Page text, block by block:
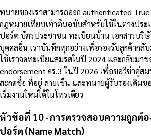
ทนายของเราสามารถออก authenticated
กฎหมายเทียบเท่าต้นฉบับสำหรับใช้ในต่างประ
ปอร์ต บัตรประชาชน ทะเบียนบ้าน เอกสารบริ
บุคคลอื่น เราบันทึกทุกอย่างเพื่อรองรับลูกค้ากลั
ใช้เราจดทะเบียนสมรสในปี 2024 และกลับมาข
endorsement คร.3 ในปี 2026 เพื่อขอวีซ่าคู่สม
สะกดชื่อ ที่อยู่ ลายเซ็น และทนายผู้รับรองเดิมข
เริ่มงานใหม่ได้ในโทรเดียว
หัวข้อที่ 10 · การตรวจสอบความถูกต้
ปอร์ต (Name Match)